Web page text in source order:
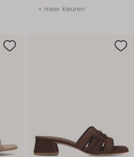
+ meer kleuren